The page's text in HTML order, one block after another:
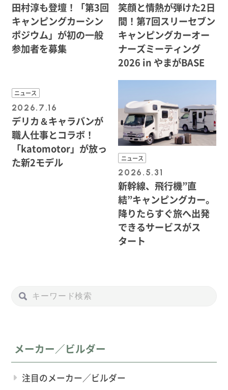
田村淳も登壇！「第3回
キャンピングカーシン
ポジウム」が初の一般
参加者を募集
笑顔と情熱が弾けた2日
間！第7回スリーセブン
キャンピングカーオー
ナーズミーティング
2026 in やまがBASE
ニュース
2026.7.16
デリカ＆キャラバンが
職人仕事とコラボ！
「katomotor」が放っ
た新2モデル
ニュース
2026.5.31
新幹線、飛行機”直
結”キャンピングカー。
降りたらすぐ旅へ出発
できるサービスがス
タート
メーカー／ビルダー
注目のメーカー／ビルダー